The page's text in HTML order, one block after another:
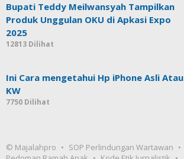
Bupati Teddy Meilwansyah Tampilkan
Produk Unggulan OKU di Apkasi Expo
2025
12813 Dilihat
Ini Cara mengetahui Hp iPhone Asli Atau
KW
7750 Dilihat
© Majalahpro
SOP Perlindungan Wartawan